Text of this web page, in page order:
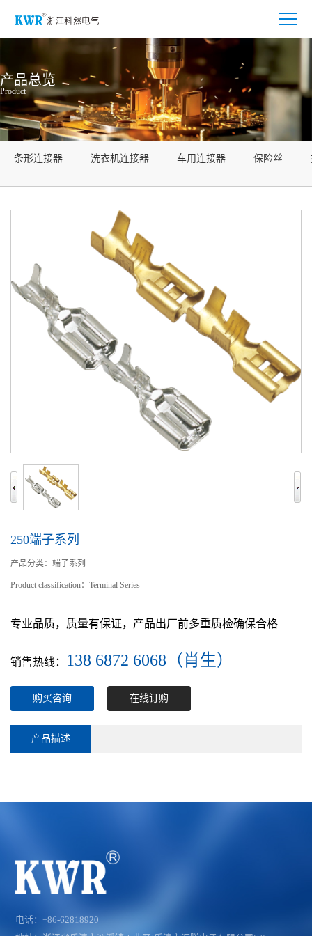
产品总览
Product
条形连接器 洗衣机连接器 车用连接器 保险丝
250端子系列
产品分类：端子系列
Product classification：Terminal Series
专业品质，质量有保证，产品出厂前多重质检确保合格
销售热线： 138 6872 6068（肖生）
购买咨询 在线订购
产品描述
电话：+86-62818920